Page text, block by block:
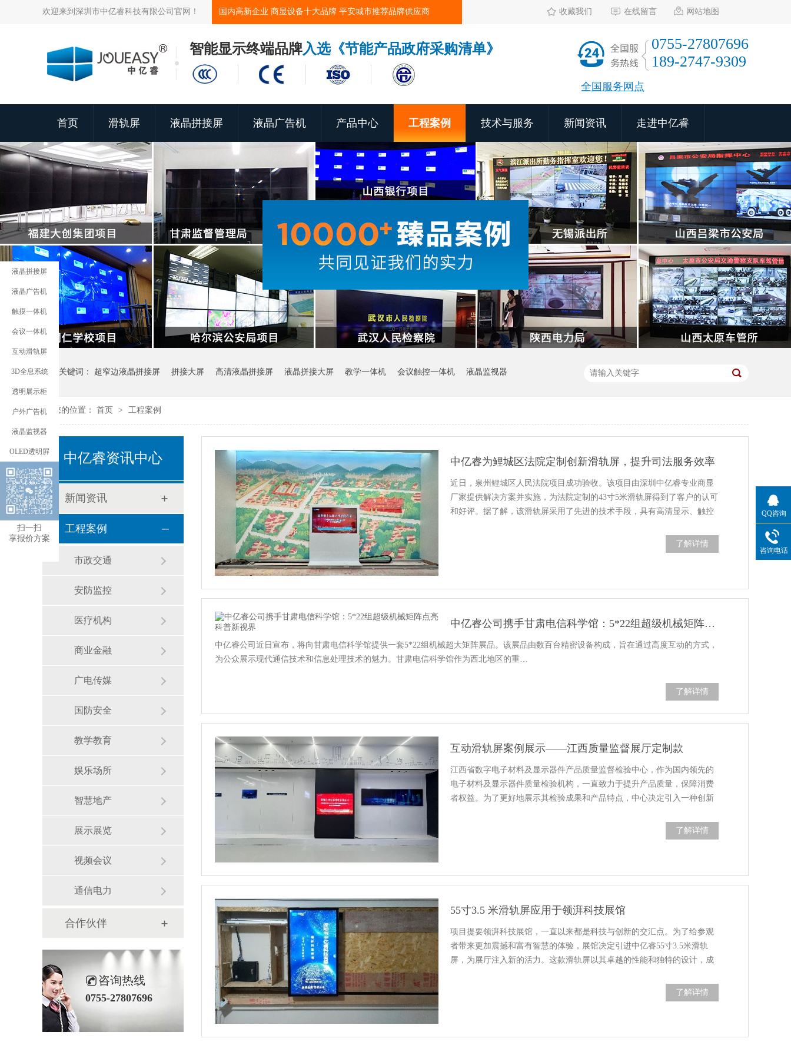
收藏我们 在线留言 网站地图
欢迎来到深圳市中亿睿科技有限公司官网！ 国内高新企业 商显设备十大品牌 平安城市推荐品牌供应商
智能显示终端品牌入选《节能产品政府采购清单》
0755-27807696
189-2747-9309
全国服务网点
首页 滑轨屏 液晶拼接屏 液晶广告机 产品中心 工程案例 技术与服务 新闻资讯 走进中亿睿
热门关键词： 超窄边液晶拼接屏 拼接大屏 高清液晶拼接屏 液晶拼接大屏 教学一体机 会议触控一体机 液晶监视器
您的位置： 首页 > 工程案例
中亿睿资讯中心
新闻资讯
工程案例
市政交通
安防监控
医疗机构
商业金融
广电传媒
国防安全
教学教育
娱乐场所
智慧地产
展示展览
视频会议
通信电力
合作伙伴
咨询热线
0755-27807696
中亿睿为鲤城区法院定制创新滑轨屏，提升司法服务效率
近日，泉州鲤城区人民法院项目成功验收。该项目由深圳中亿睿专业商显
厂家提供解决方案并实施，为法院定制的43寸5米滑轨屏得到了客户的认可
和好评。据了解，该滑轨屏采用了先进的技术手段，具有高清显示、触控
了解详情
中亿睿公司携手甘肃电信科学馆：5*22组超级机械矩阵点亮科普新视界
中亿睿公司近日宣布，将向甘肃电信科学馆提供一套5*22组机械超大矩阵展品。该展品由数百台精密设备构成，旨在通过高度互动的方式，
为公众展示现代通信技术和信息处理技术的魅力。甘肃电信科学馆作为西北地区的重…
了解详情
互动滑轨屏案例展示——江西质量监督展厅定制款
江西省数字电子材料及显示器件产品质量监督检验中心，作为国内领先的
电子材料及显示器件质量检验机构，一直致力于提升产品质量，保障消费
者权益。为了更好地展示其检验成果和产品特点，中心决定引入一种创新
了解详情
55寸3.5 米滑轨屏应用于领湃科技展馆
项目提要领湃科技展馆，一直以来都是科技与创新的交汇点。为了给参观
者带来更加震撼和富有智慧的体验，展馆决定引进中亿睿55寸3.5米滑轨
屏，为展厅注入新的活力。这款滑轨屏以其卓越的性能和独特的设计，成
了解详情
QQ咨询
咨询电话
液晶拼接屏
液晶广告机
触摸一体机
会议一体机
互动滑轨屏
3D全息系统
透明展示柜
户外广告机
液晶监视器
OLED透明屛
扫一扫
享报价方案